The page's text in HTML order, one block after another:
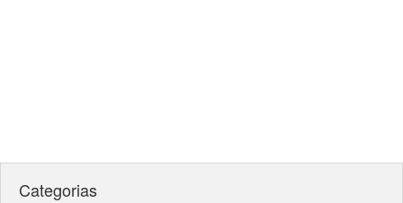
Categorias